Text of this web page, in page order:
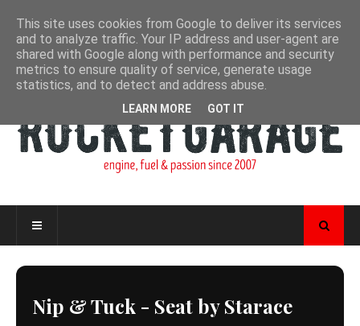
Nip & Tuck - Seat by Starace
This site uses cookies from Google to deliver its services
and to analyze traffic. Your IP address and user-agent are
shared with Google along with performance and security
metrics to ensure quality of service, generate usage
statistics, and to detect and address abuse.
LEARN MORE GOT IT